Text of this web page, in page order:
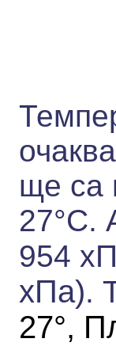
ще са
27°С.
954
хПа).
27°,